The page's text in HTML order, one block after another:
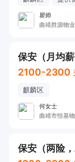
瞿师
曲靖胜源物
保安（月均
2100-2300
麒麟区
何女士
曲靖市恒基
保安（两险